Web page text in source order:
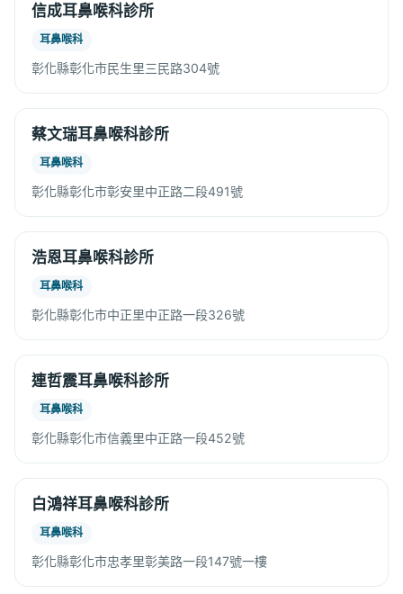
信成耳鼻喉科診所
耳鼻喉科
彰化縣彰化市民生里三民路304號
蔡文瑞耳鼻喉科診所
耳鼻喉科
彰化縣彰化市彰安里中正路二段491號
浩恩耳鼻喉科診所
耳鼻喉科
彰化縣彰化市中正里中正路一段326號
連哲震耳鼻喉科診所
耳鼻喉科
彰化縣彰化市信義里中正路一段452號
白鴻祥耳鼻喉科診所
耳鼻喉科
彰化縣彰化市忠孝里彰美路一段147號一樓